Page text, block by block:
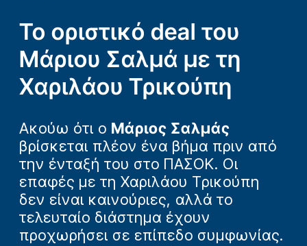
Το οριστικό deal του
Μάριου Σαλμά με τη
Χαριλάου Τρικούπη
Ακούω ότι ο Μάριος Σαλμάς
βρίσκεται πλέον ένα βήμα πριν από
την ένταξή του στο ΠΑΣΟΚ. Οι
επαφές με τη Χαριλάου Τρικούπη
δεν είναι καινούριες, αλλά το
τελευταίο διάστημα έχουν
προχωρήσει σε επίπεδο συμφωνίας.